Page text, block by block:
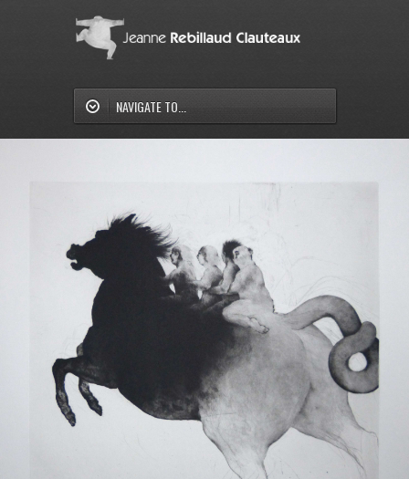
NAVIGATE TO...